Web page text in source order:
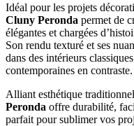
Idéal pour les projets
Cluny Peronda permet de
élégantes et chargées
Son rendu texturé et ses
dans des intérieurs
contemporaines en contraste.
Alliant esthétique
Peronda offre durabilité,
parfait pour sublimer vos